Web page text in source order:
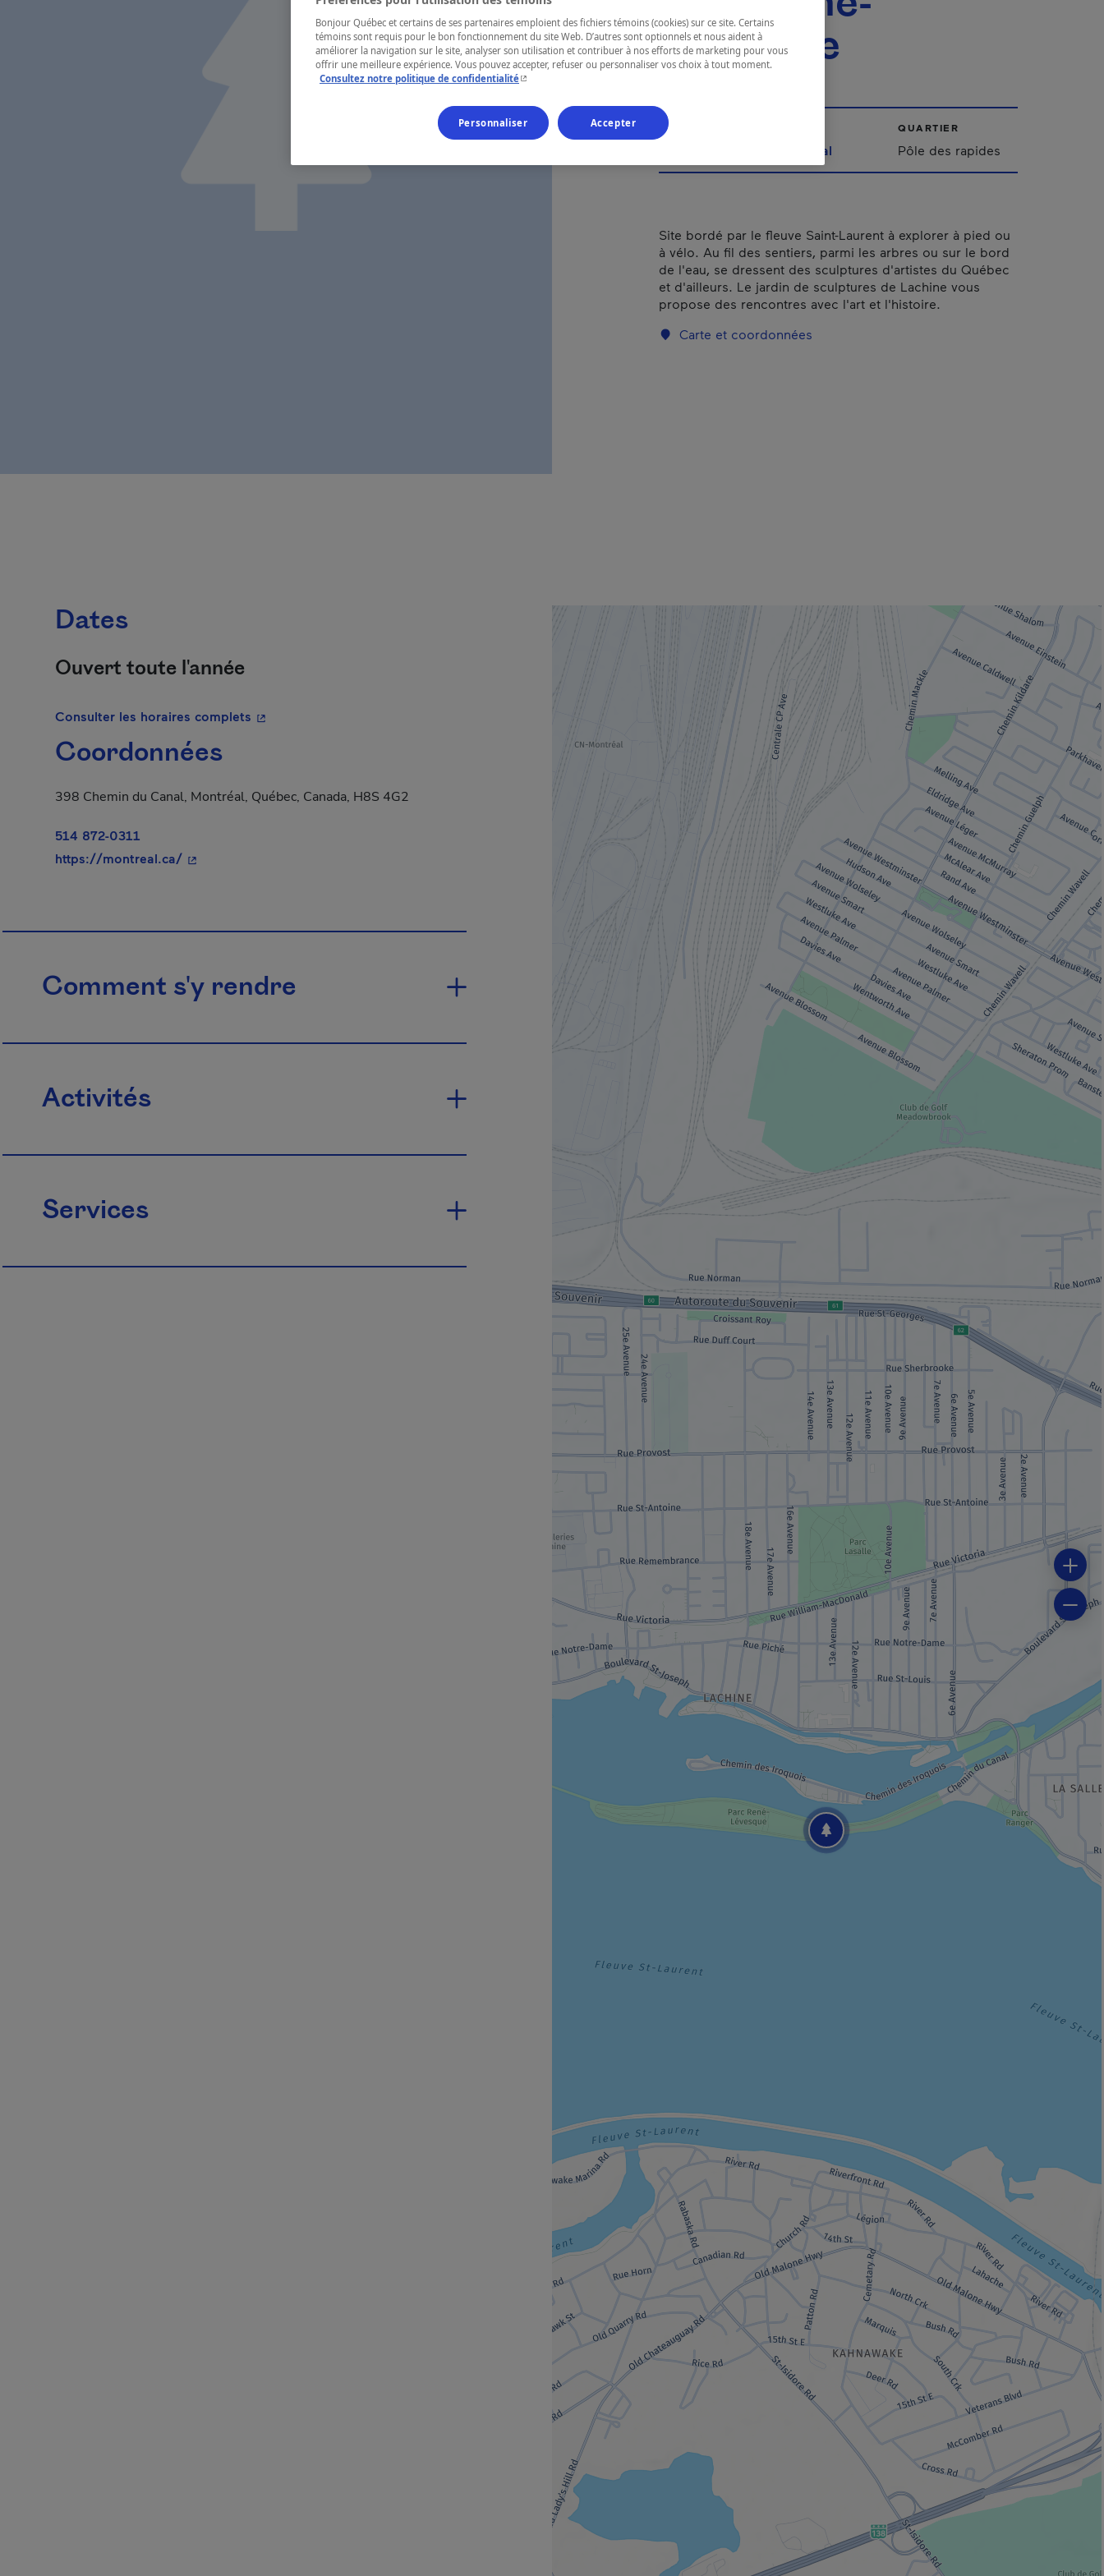
Lévesque
RÉGION
Montréal
QUARTIER
Pôle des rapides
Site bordé par le fleuve Saint-Laurent à explorer à pied ou
à vélo. Au fil des sentiers, parmi les arbres ou sur le bord
de l'eau, se dressent des sculptures d'artistes du Québec
et d'ailleurs. Le jardin de sculptures de Lachine vous
propose des rencontres avec l'art et l'histoire.
Carte et coordonnées
Dates
Ouvert toute l'année
Consulter les horaires complets - Cet hyperlien s'ouvrira dans une nouvelle fenêtre.
Coordonnées
398 Chemin du Canal, Montréal, Québec, Canada, H8S 4G2
514 872-0311
https://montreal.ca/- Cet hyperlien s'ouvrira dans une nouvelle fenêtre.
Comment s'y rendre
Activités
Services
Bonjour Québec et certains de ses partenaires emploient des fichiers témoins (cookies) sur ce site. Certains
témoins sont requis pour le bon fonctionnement du site Web. D’autres sont optionnels et nous aident à
améliorer la navigation sur le site, analyser son utilisation et contribuer à nos efforts de marketing pour vous
offrir une meilleure expérience. Vous pouvez accepter, refuser ou personnaliser vos choix à tout moment.
Consultez notre politique de confidentialité- Cet hyperlien s'ouvrira dans une nouvelle fenêtre.
Personnaliser Accepter